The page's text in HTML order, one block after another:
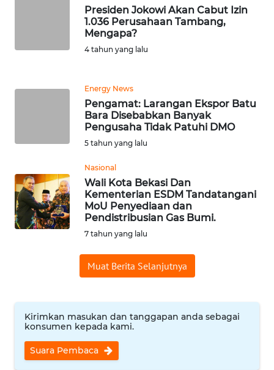
Presiden Jokowi Akan Cabut Izin
1.036 Perusahaan Tambang,
Mengapa?
4 tahun yang lalu
Energy News
Pengamat: Larangan Ekspor Batu
Bara Disebabkan Banyak
Pengusaha Tidak Patuhi DMO
5 tahun yang lalu
Nasional
Wali Kota Bekasi Dan
Kementerian ESDM Tandatangani
MoU Penyediaan dan
Pendistribusian Gas Bumi.
7 tahun yang lalu
Muat Berita Selanjutnya
Kirimkan masukan dan tanggapan anda sebagai
konsumen kepada kami.
Suara Pembaca
KEPRI
WN
PAPUA
RIAU
WN